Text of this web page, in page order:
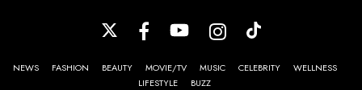
NEWS FASHION BEAUTY MOVIE/TV MUSIC CELEBRITY
WELLNESS
LIFESTYLE
BUZZ